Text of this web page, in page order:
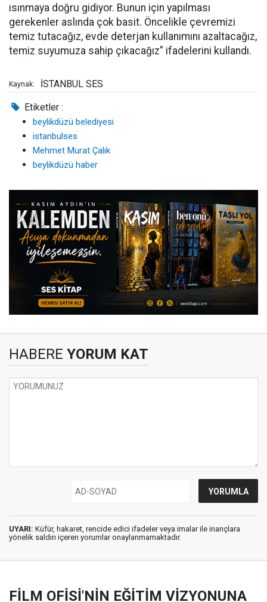
ısınmaya doğru gidiyor. Bunun için yapılması
gerekenler aslında çok basit. Öncelikle çevremizi
temiz tutacağız, evde deterjan kullanımını azaltacağız,
temiz suyumuza sahip çıkacağız” ifadelerini kullandı.
Kaynak: İSTANBUL SES
Etiketler :
beylikdüzü belediyesi
istanbulses
Mehmet Murat Çalık
beylikdüzü haber
HABERE YORUM KAT
UYARI: Küfür, hakaret, rencide edici ifadeler veya imalar ile inançlara
yönelik saldırı içeren yorumlar onaylanmamaktadır.
FİLM OFİSİ'NİN EĞİTİM VİZYONUNA